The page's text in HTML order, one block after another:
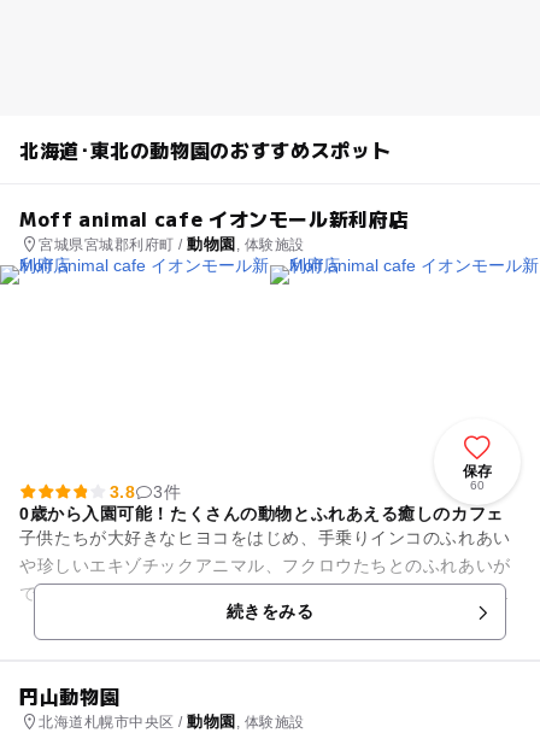
北海道･東北の動物園のおすすめスポット
Moff animal cafe イオンモール新利府店
宮城県宮城郡利府町 /動物園 , 体験施設
保存
60
3.8
3件
0歳から入園可能！たくさんの動物とふれあえる癒しのカフェ
子供たちが大好きなヒヨコをはじめ、手乗りインコのふれあい
や珍しいエキゾチックアニマル、フクロウたちとのふれあいが
できるカフェです。数量限定で野菜などのおやつも販売してい
ますので、かわいい動物達と...続きをみる
円山動物園
北海道札幌市中央区 /動物園 , 体験施設